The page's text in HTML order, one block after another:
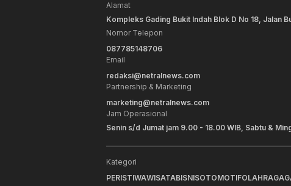
Alamat
Kompleks Gading Bukit Indah Blok D No 18, Jalan
Nomor Telepon
087785148706
Email
redaksi@netralnews.com
Partnership & Marketing
marketing@netralnews.com
Jam Operasional
Senin s/d Jumat jam 9.00 - 18.00 WIB, Sabtu &
Kategori
PERISTIWAWISATABISNISOTOMOTIFOLAHRAGA